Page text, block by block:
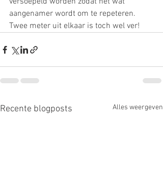
aangenamer wordt om te repeteren.
Twee meter uit elkaar is toch wel ver!
Recente blogposts Alles weergeven